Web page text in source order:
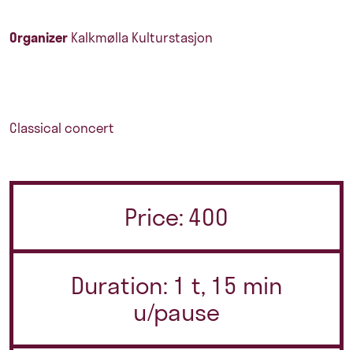
Organizer Kalkmølla Kulturstasjon
Classical concert
Price: 400
Duration: 1 t, 15 min
u/pause